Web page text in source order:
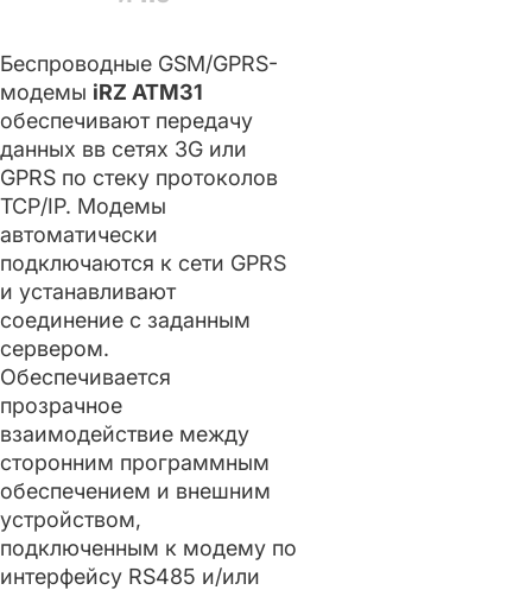
Беспроводные GSM/GPRS-
модемы iRZ ATM31
обеспечивают передачу
данных вв сетях 3G или
GPRS по стеку протоколов
TCP/IP. Модемы
автоматически
подключаются к сети GPRS
и устанавливают
соединение с заданным
сервером.
Обеспечивается
прозрачное
взаимодействие между
сторонним программным
обеспечением и внешним
устройством,
подключенным к модему по
интерфейсу RS485 и/или